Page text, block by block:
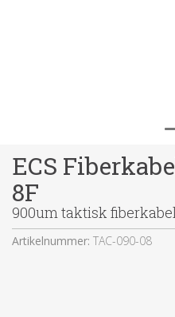
ECS
8F
900um taktisk
Artikelnummer: TAC-090-08